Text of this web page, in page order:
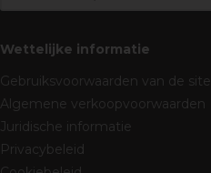
Wettelijke informatie
Gebruiksvoorwaarden van de site
Algemene verkoopvoorwaarden
Juridische informatie
Privacybeleid